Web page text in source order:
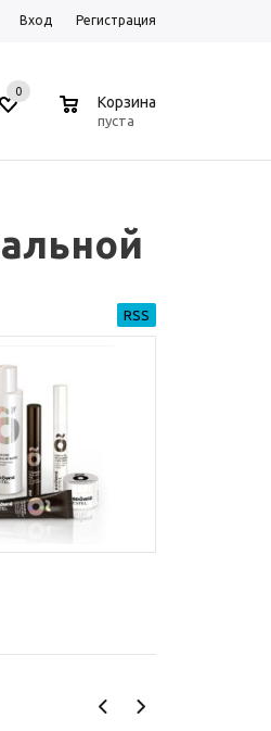
Вход Регистрация
0
Корзина
пуста
RSS